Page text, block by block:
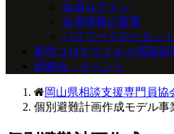
会員ログイン
会員情報の変更
パスワードのリセット
新型コロナウイルス感染症
研修会・イベント
岡山県相談支援専門員協
個別避難計画作成モデル事